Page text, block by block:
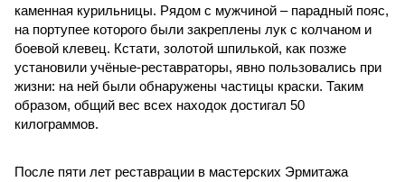
каменная курильницы. Рядом с мужчиной – парадный пояс,
на портупее которого были закреплены лук с колчаном и
боевой клевец. Кстати, золотой шпилькой, как позже
установили учёные-реставраторы, явно пользовались при
жизни: на ней были обнаружены частицы краски. Таким
образом, общий вес всех находок достигал 50
килограммов.
После пяти лет реставрации в мастерских Эрмитажа